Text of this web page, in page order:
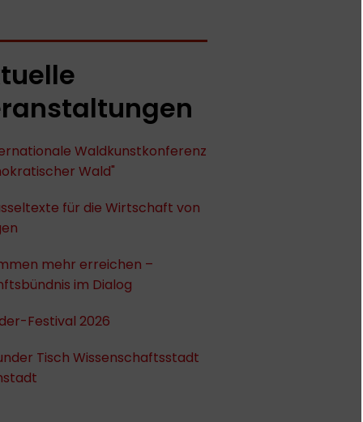
Waldkunstkonferenz
Wald"
für die Wirtschaft von
mehr erreichen –
im Dialog
Festival 2026
Tisch Wissenschaftsstadt